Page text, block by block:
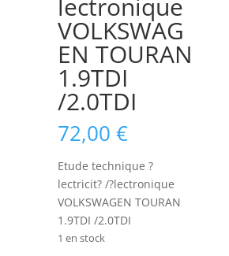
lectronique
VOLKSWAG
EN TOURAN
1.9TDI
/2.0TDI
72,00€
Etude technique ?
lectricit? /?lectronique
VOLKSWAGEN TOURAN
1.9TDI /2.0TDI
1 en stock